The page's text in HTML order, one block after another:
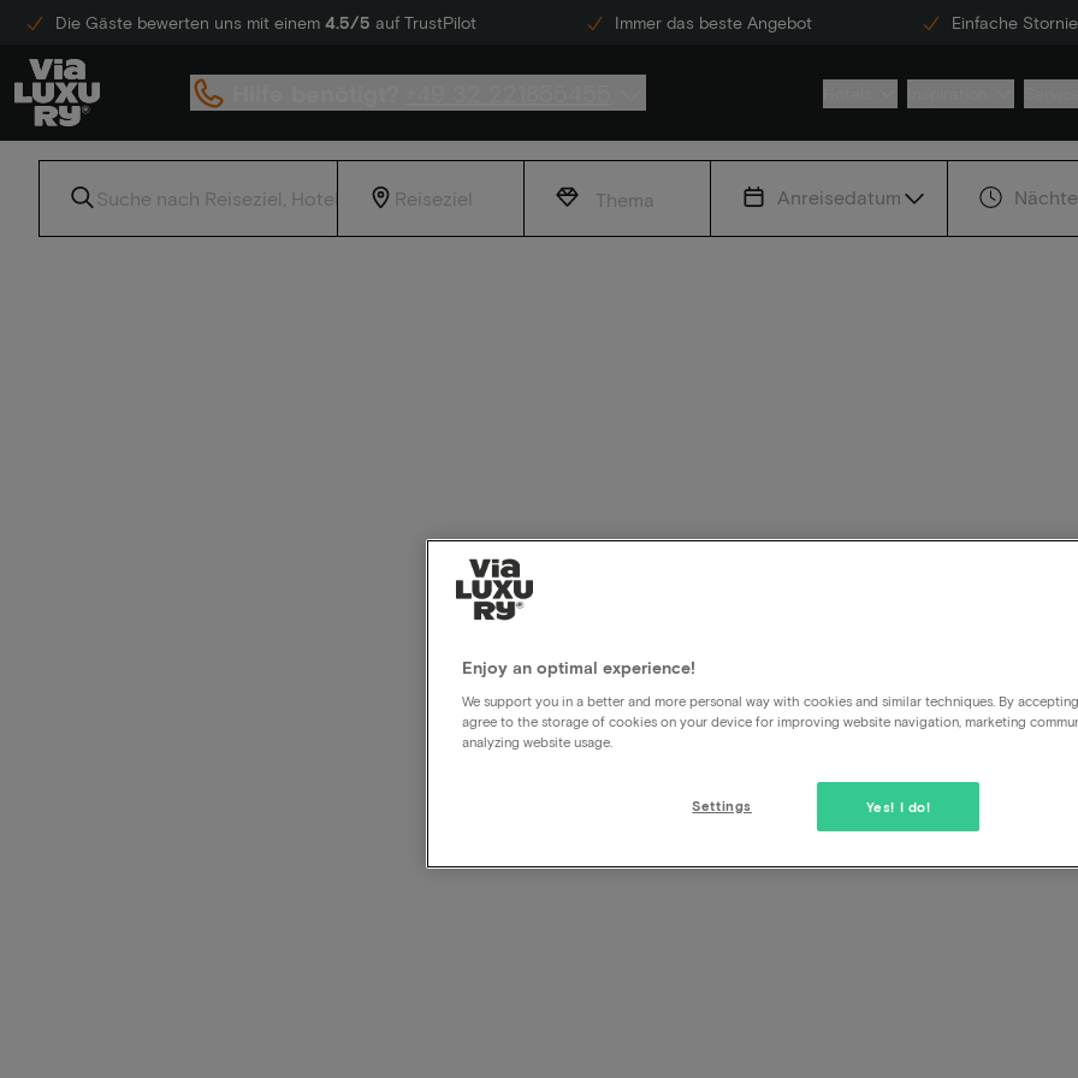
Die Gäste bewerten uns mit einem 4.5/5 auf TrustPilot Immer das beste Angebot Einfache
Thema Anreisedatum Nächte
Luxushotel-
Rabatt
Enjoy an optimal experience!
We support you in a better and more personal way with cookies and similar techniques. By
agree to the storage of cookies on your device for improving website navigation, marketing
analyzing website usage.
Yes! I do!
Settings